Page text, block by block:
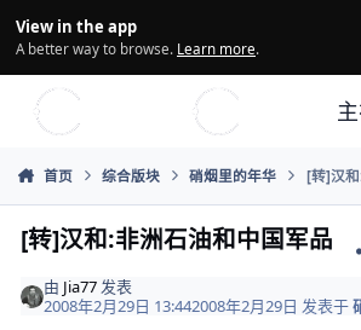
View in the app
A better way to browse. Learn more.
首页 综合版块 硝烟里的年华 [转]汉
[转]汉和:非洲石油和中国军品
由 Jia77 发表
2008年2月29日 13:442008年2月29日 发表于